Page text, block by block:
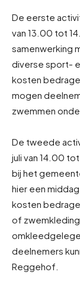
De eerste
van 13.00 tot
samenwerking
diverse sport-
kosten
mogen
zwemmen
De tweede
juli van 14.00
bij het
hier een
kosten
of
deelnemers
Reggehof.